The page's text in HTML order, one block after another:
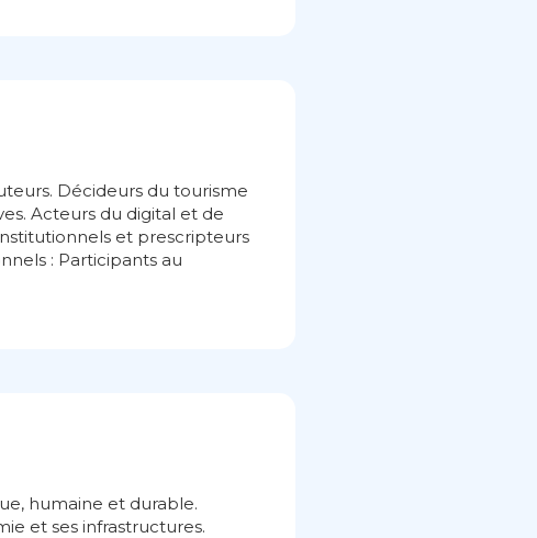
Décideurs du tourisme
Acteurs du digital et de
et prescripteurs
: Participants au
humaine et durable.
et ses infrastructures.